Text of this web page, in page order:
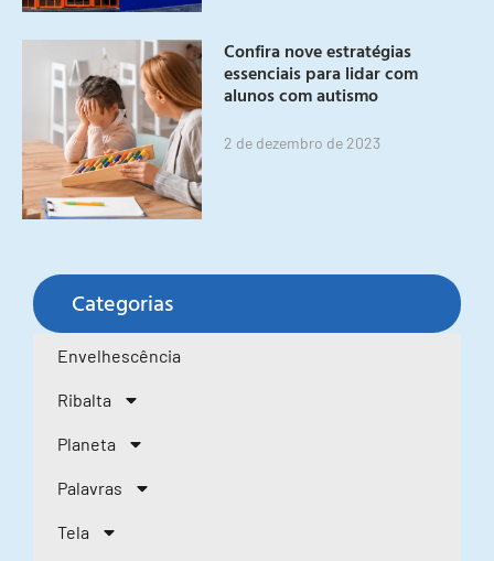
Confira nove estratégias
essenciais para lidar com
alunos com autismo
2 de dezembro de 2023
Categorias
Envelhescência
Ribalta
Planeta
Palavras
Tela